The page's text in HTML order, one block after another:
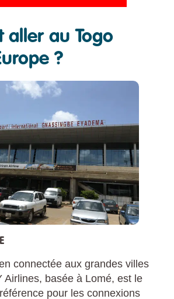
aller au Togo
?
connectée aux grandes villes
Airlines, basée à Lomé, est le
pour les connexions